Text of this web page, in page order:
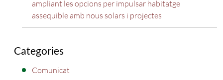
ampliant les opcions per impulsar habitatge
assequible amb nous solars i projectes
Categories
Comunicat